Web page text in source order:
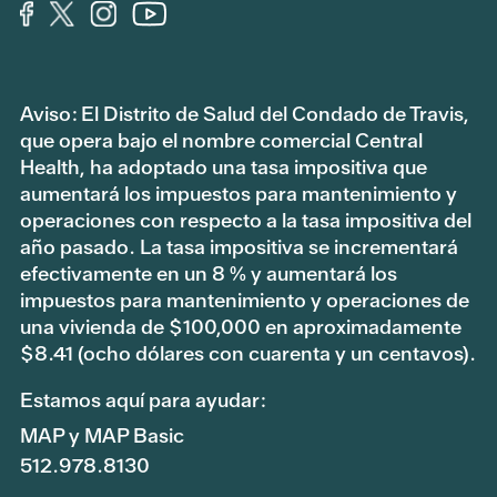
Aviso: El Distrito de Salud del Condado de Travis,
que opera bajo el nombre comercial Central
Health, ha adoptado una tasa impositiva que
aumentará los impuestos para mantenimiento y
operaciones con respecto a la tasa impositiva del
año pasado. La tasa impositiva se incrementará
efectivamente en un 8 % y aumentará los
impuestos para mantenimiento y operaciones de
una vivienda de $100,000 en aproximadamente
$8.41 (ocho dólares con cuarenta y un centavos).
Estamos aquí para ayudar:
MAP y MAP Basic
512.978.8130